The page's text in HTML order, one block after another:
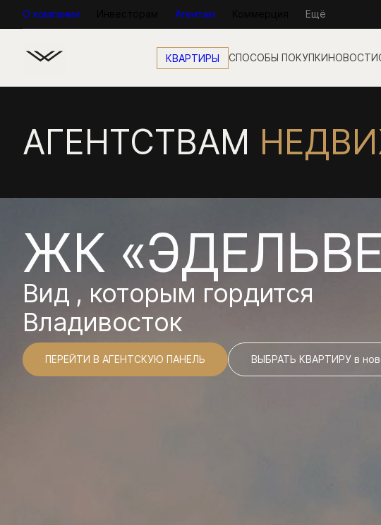
О компании Агентам Ещё
КВАРТИРЫ
АГЕНТСТВАМ
ЖК
Вид , которым гордится
Владивосток
ПЕРЕЙТИ В АГЕНТСКУЮ ПАНЕЛЬ ВЫБРАТЬ КВАРТИРУ в